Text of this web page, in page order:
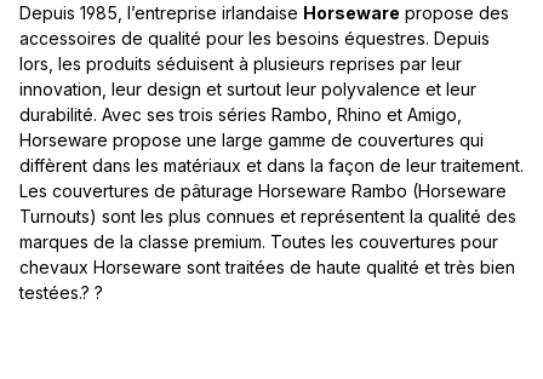
Depuis 1985, l’entreprise irlandaise Horseware propose des
accessoires de qualité pour les besoins équestres. Depuis
lors, les produits séduisent à plusieurs reprises par leur
innovation, leur design et surtout leur polyvalence et leur
durabilité. Avec ses trois séries Rambo, Rhino et Amigo,
Horseware propose une large gamme de couvertures qui
diffèrent dans les matériaux et dans la façon de leur traitement.
Les couvertures de pâturage Horseware Rambo (Horseware
Turnouts) sont les plus connues et représentent la qualité des
marques de la classe premium. Toutes les couvertures pour
chevaux Horseware sont traitées de haute qualité et très bien
testées.? ?